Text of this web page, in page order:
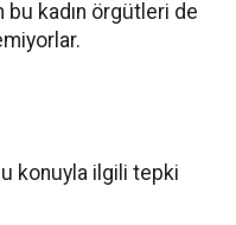
bu kadın örgütleri de
konuyla ilgili tepki